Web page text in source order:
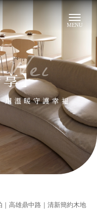
】
｜高雄鼎中路｜清新簡約木地